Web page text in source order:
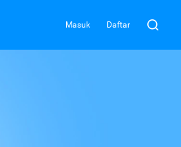
Masuk Daftar